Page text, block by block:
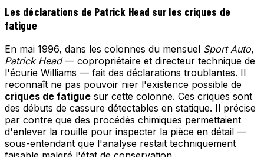
Les déclarations de Patrick Head sur les criques de
fatigue
En mai 1996, dans les colonnes du mensuel Sport Auto,
Patrick Head— copropriétaire et directeur technique de
l'écurie Williams — fait des déclarations troublantes. Il
reconnaît ne pas pouvoir nier l'existence possible de
criques de fatigue sur cette colonne. Ces criques sont
des débuts de cassure détectables en statique. Il précise
par contre que des procédés chimiques permettaient
d'enlever la rouille pour inspecter la pièce en détail —
sous-entendant que l'analyse restait techniquement